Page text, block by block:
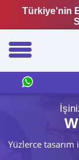
Türkiye'nin
Yüzlerce